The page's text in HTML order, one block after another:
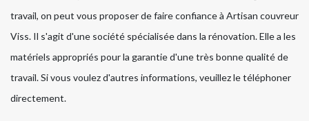
travail, on peut vous proposer de faire confiance à Artisan couvreur
Viss. Il s'agit d'une société spécialisée dans la rénovation. Elle a les
matériels appropriés pour la garantie d'une très bonne qualité de
travail. Si vous voulez d'autres informations, veuillez le téléphoner
directement.